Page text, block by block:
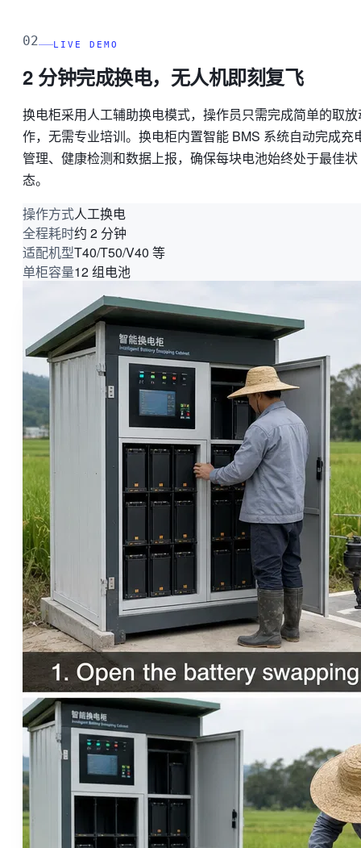
02 LIVE DEMO
2 分钟完成换电，无人机即刻复飞
换电柜采用人工辅助换电模式，操作员只需完成简单的取放
作，无需专业培训。换电柜内置智能 BMS 系统自动完成充
管理、健康检测和数据上报，确保每块电池始终处于最佳状
态。
操作方式人工换电
全程耗时约 2 分钟
适配机型T40/T50/V40 等
单柜容量12 组电池